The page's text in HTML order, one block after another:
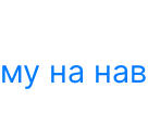
на